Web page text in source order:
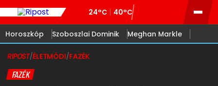
24°C 40°C
Horoszkóp Szoboszlai Dominik Meghan Markle
RIPOST/ÉLETMÓDI/FAZÉK
FAZÉK